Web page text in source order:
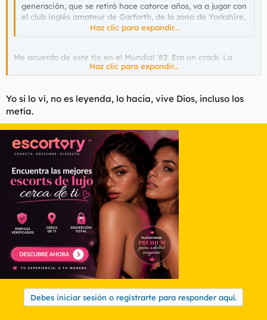
generación, que se retiró hace catorce años, va a jugar con
el club inglés amateur de Garforth, de la zona de Yorkshire,
Haz clic para expandir...
Me acuerdo de este tio en el Mundial '82. Era un crack. La
leyenda decía que tiraba penaltis de tacón (yo no vi ninguno).
dinero
Haz clic para expandir...
Yo si lo ví, no es leyenda, lo hacia, vive Dios, incluso los
metía.
Debes iniciar sesión o registrarte para responder aquí.